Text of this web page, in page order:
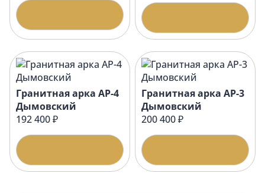
Гранитная арка АР-4
Дымовский
192 400 ₽
Гранитная арка АР-3
Дымовский
200 400 ₽